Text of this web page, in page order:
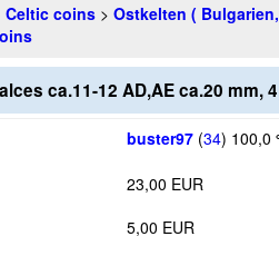
Celtic coins > Ostkelten (
ca.11-12 AD,AE ca.20 mm,
buster97 (34) 100,0
23,00 EUR
5,00 EUR